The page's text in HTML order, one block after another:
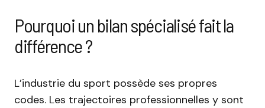
Pourquoi un bilan spécialisé fait la
différence ?
L’industrie du sport possède ses propres
codes. Les trajectoires professionnelles y sont